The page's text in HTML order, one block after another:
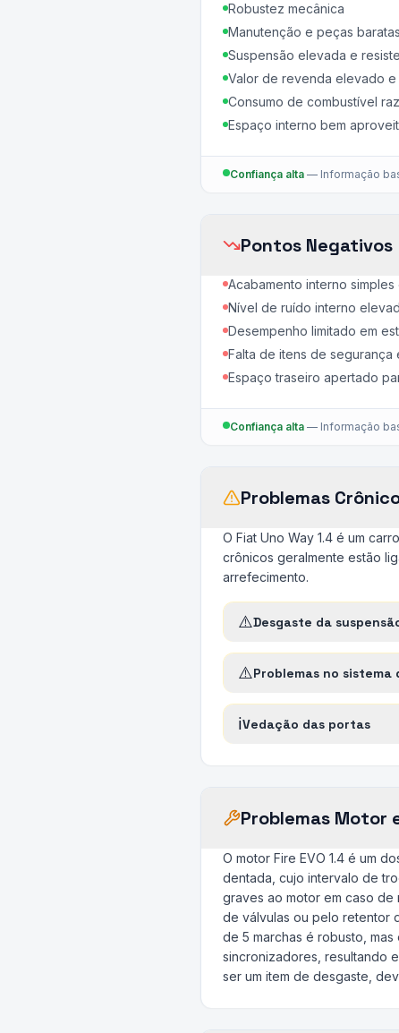
Robustez mecânica
Manutenção e peças baratas
Suspensão elevada e
Valor de revenda elevado
Consumo de combustível
Espaço interno bem
Confiança alta — Informação
Pontos Negativos
Acabamento interno
Nível de ruído interno
Desempenho limitado em
Falta de itens de segurança
Espaço traseiro apertado
Confiança alta — Informação
Problemas
O Fiat Uno Way 1.4 é um
crônicos geralmente estão
arrefecimento.
⚠️Desgaste da
⚠️Problemas no
ℹ️Vedação das portas
Problemas Motor
O motor Fire EVO 1.4 é um
dentada, cujo intervalo de
graves ao motor em caso de
de válvulas ou pelo retentor
de 5 marchas é robusto,
sincronizadores, resultando
ser um item de desgaste,